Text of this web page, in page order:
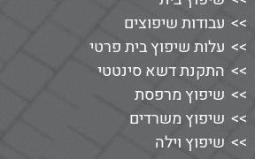
עבודות שיפוצים
עלות שיפוץ בית פרטי
התקנת דשא סינטטי
שיפוץ מרפסת
שיפוץ משרדים
שיפוץ וילה